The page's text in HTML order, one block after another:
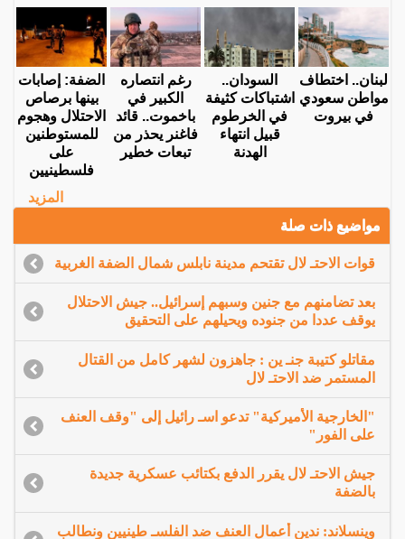
لبنان.. اختطاف
مواطن سعودي
في بيروت
السودان..
اشتباكات كثيفة
في الخرطوم
قبيل انتهاء
الهدنة
رغم انتصاره
الكبير في
باخموت.. قائد
فاغنر يحذر من
تبعات خطير
الضفة: إصابات
بينها برصاص
الاحتلال وهجوم
للمستوطنين
على
فلسطينيين
المزيد
مواضيع ذات صلة
قوات الاحتـ لال تقتحم مدينة نابلس شمال الضفة الغربية
بعد تضامنهم مع جنين وسبهم إسرائيل.. جيش الاحتلال
يوقف عددا من جنوده ويحيلهم على التحقيق
مقاتلو كتيبة جنـ ين : جاهزون لشهر كامل من القتال
المستمر ضد الاحتـ لال
"الخارجية الأميركية" تدعو اسـ رائيل إلى "وقف العنف
على الفور"
جيش الاحتـ لال يقرر الدفع بكتائب عسكرية جديدة
بالضفة
وينسلاند: ندين أعمال العنف ضد الفلسـ طينيين ونطالب